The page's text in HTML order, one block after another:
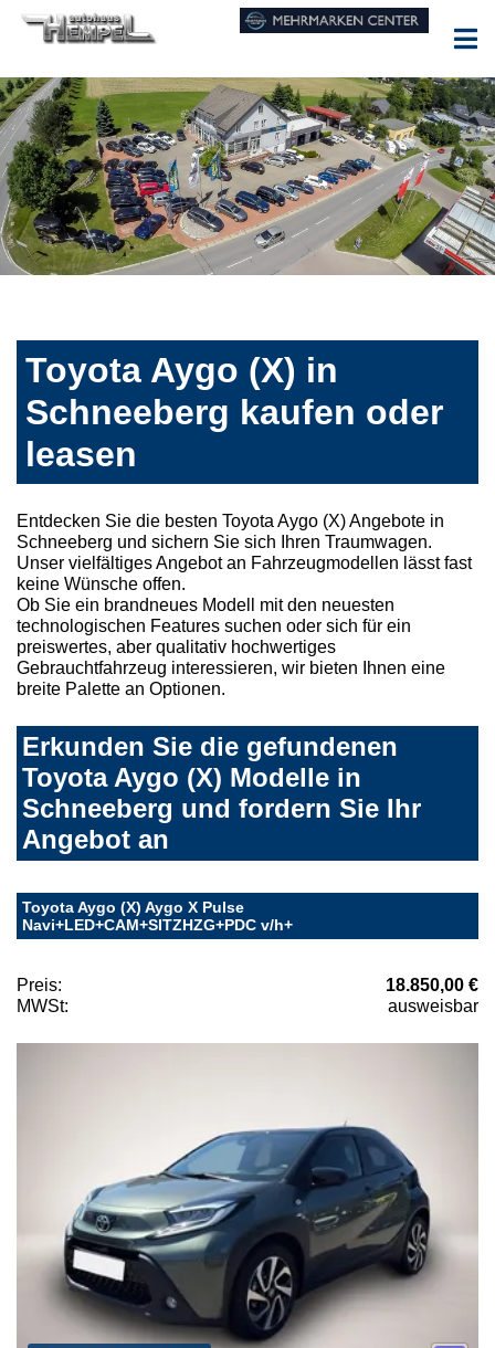
Toyota Aygo (X) in
Schneeberg kaufen oder
leasen
Entdecken Sie die besten Toyota Aygo (X) Angebote in
Schneeberg und sichern Sie sich Ihren Traumwagen.
Unser vielfältiges Angebot an Fahrzeugmodellen lässt fast
keine Wünsche offen.
Ob Sie ein brandneues Modell mit den neuesten
technologischen Features suchen oder sich für ein
preiswertes, aber qualitativ hochwertiges
Gebrauchtfahrzeug interessieren, wir bieten Ihnen eine
breite Palette an Optionen.
Erkunden Sie die gefundenen
Toyota Aygo (X) Modelle in
Schneeberg und fordern Sie Ihr
Angebot an
Toyota Aygo (X) Aygo X Pulse
Navi+LED+CAM+SITZHZG+PDC v/h+
Preis:
18.850,00 €
MWSt:
ausweisbar